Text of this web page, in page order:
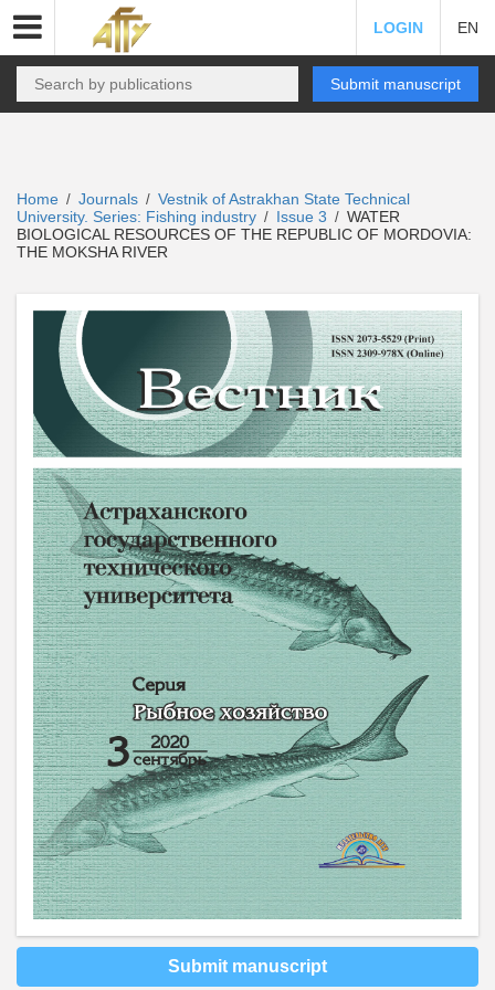
LOGIN EN
Submit manuscript
Home / Journals / Vestnik of Astrakhan State Technical
University. Series: Fishing industry / Issue 3 / WATER
BIOLOGICAL RESOURCES OF THE REPUBLIC OF MORDOVIA:
THE MOKSHA RIVER
Submit manuscript